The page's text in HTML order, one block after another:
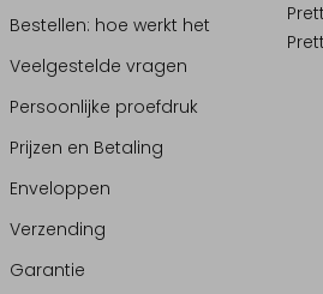
Bestellen: hoe werkt het
Veelgestelde vragen
Persoonlijke proefdruk
Prijzen en Betaling
Enveloppen
Verzending
Garantie